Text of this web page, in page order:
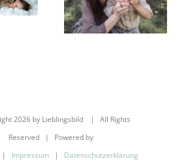
Aktion 2025
2026 by Lieblingsbild | All Rights
Reserved | Powered by
| Impressum | Datenschutzerklärung